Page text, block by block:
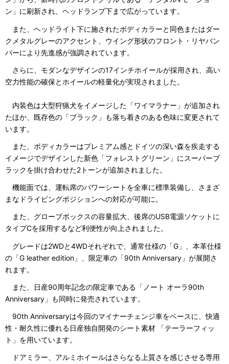
ン」に刷新され、ヘッドランプ下まで広がっています。
また、ヘッドライト下に施されたボディカラーと同色またはダー
クメタルグレーのアクセント、ウイング形状のフロント・リヤバン
パーにより先進感が強調されています。
さらに、モダンなデザインの17インチホイールが採用され、高い
空力性能の確保とホイールの軽量化が実現されました。
内装色は大型狩猟犬をイメージした「ワイマラナー」が追加され
たほか、既存色の「ブラック」も落ち着きのある色味に変更されて
います。
また、ボディカラーはプレミアム感とドイツの深い森を疾走する
イメージでデザインした新色「フォレストグリーン」にスーパーブ
ラックを掛け合わせた2トーンが追加されました。
機能面では、運転席のパワーシートを全車に標準装備し、さまざ
まなドライビングポジションへの対応が可能に。
また、グローブボックスの容量拡大、後席のUSB電源ソケットに
タイプCを採用するなど利便性が向上されました。
グレードは2WDと4WDそれぞれで、通常仕様の「G」、本革仕様
の「G leather edition」、限定車の「90th Anniversary」が展開さ
れます。
また、日産90周年記念の限定車である「ノート オーラ90th
Anniversary」も同時に発売されています。
90th Anniversaryは今回のマイナーチェンジ車をベースに、快適
性・耐久性に優れる日産独自開発のシート素材 「テーラーフィッ
ト」を用いています。
ドアミラー、アルミホイールはさらなる上質さを感じさせる専用